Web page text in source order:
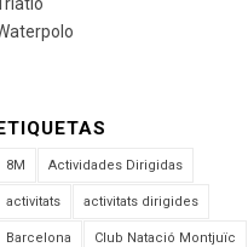
8M Actividades Dirigidas
activitats activitats dirigides
Barcelona Club Natació Montjuïc